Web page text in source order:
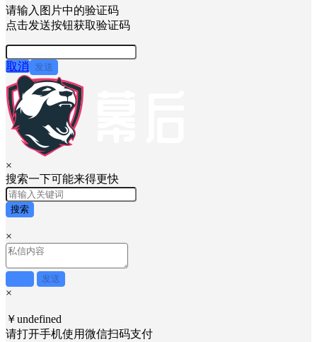
请输入图片中的验证码
点击发送按钮获取验证码
取消 发送
×
搜索一下可能来得更快
搜索
×
发送
×
￥undefined
请打开手机使用微信扫码支付